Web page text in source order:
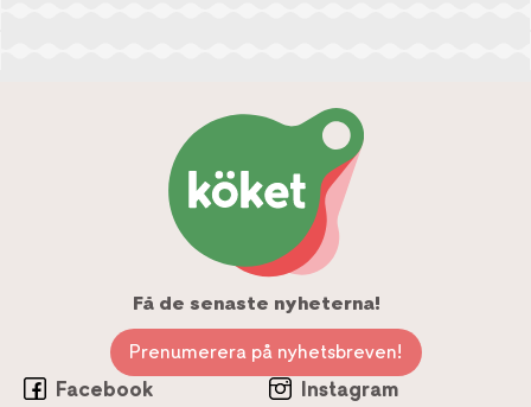
Få de senaste nyheterna!
Prenumerera på nyhetsbreven!
Facebook
Instagram